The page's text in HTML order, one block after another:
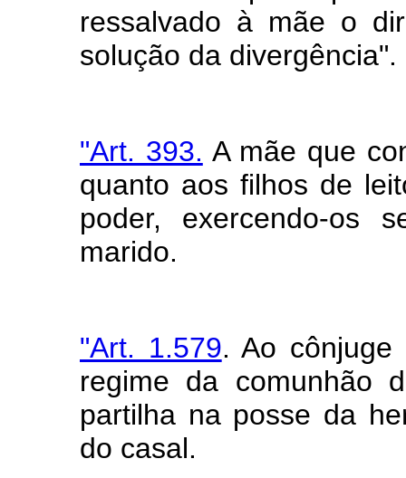
ressalvado à mãe o
solução da divergência".
"Art. 393. A mãe que
quanto aos filhos de
poder, exercendo-os
marido.
"Art. 1.579. Ao cônjuge
regime da comunhão
partilha na posse da
do casal.